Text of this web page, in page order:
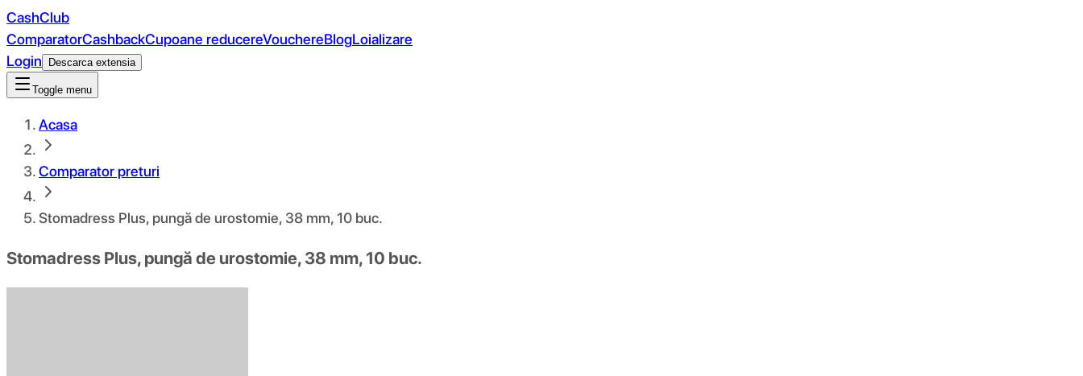
CashClub
ComparatorCashbackCupoane reducereVouchereBlogLoializare
Login
Descarca extensia
Toggle menu
Acasa
Comparator preturi
Stomadress Plus, pungă de urostomie, 38 mm, 10 buc.
Stomadress Plus, pungă de urostomie, 38 mm, 10 buc.